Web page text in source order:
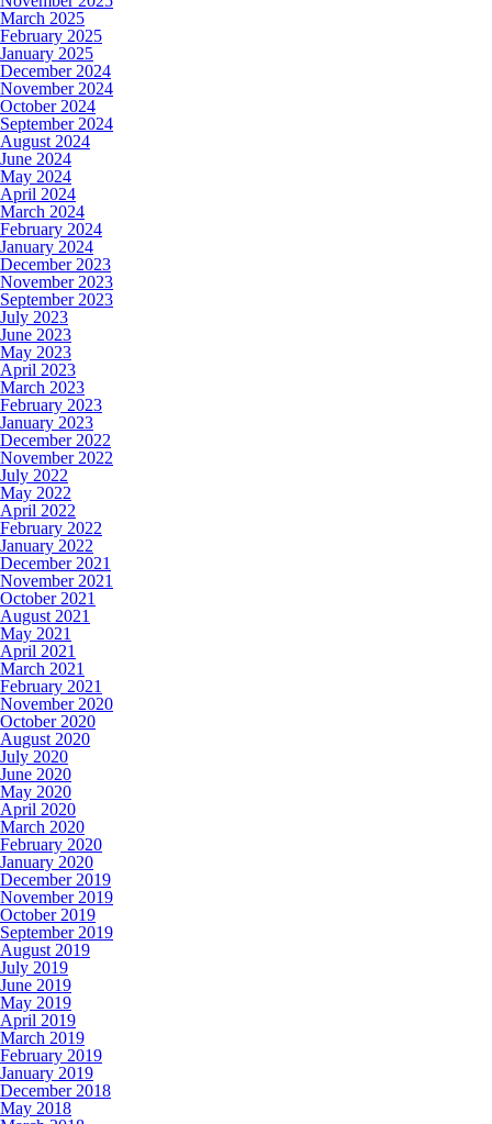
March 2025
February 2025
January 2025
December 2024
November 2024
October 2024
September 2024
August 2024
June 2024
May 2024
April 2024
March 2024
February 2024
January 2024
December 2023
November 2023
September 2023
July 2023
June 2023
May 2023
April 2023
March 2023
February 2023
January 2023
December 2022
November 2022
July 2022
May 2022
April 2022
February 2022
January 2022
December 2021
November 2021
October 2021
August 2021
May 2021
April 2021
March 2021
February 2021
November 2020
October 2020
August 2020
July 2020
June 2020
May 2020
April 2020
March 2020
February 2020
January 2020
December 2019
November 2019
October 2019
September 2019
August 2019
July 2019
June 2019
May 2019
April 2019
March 2019
February 2019
January 2019
December 2018
May 2018